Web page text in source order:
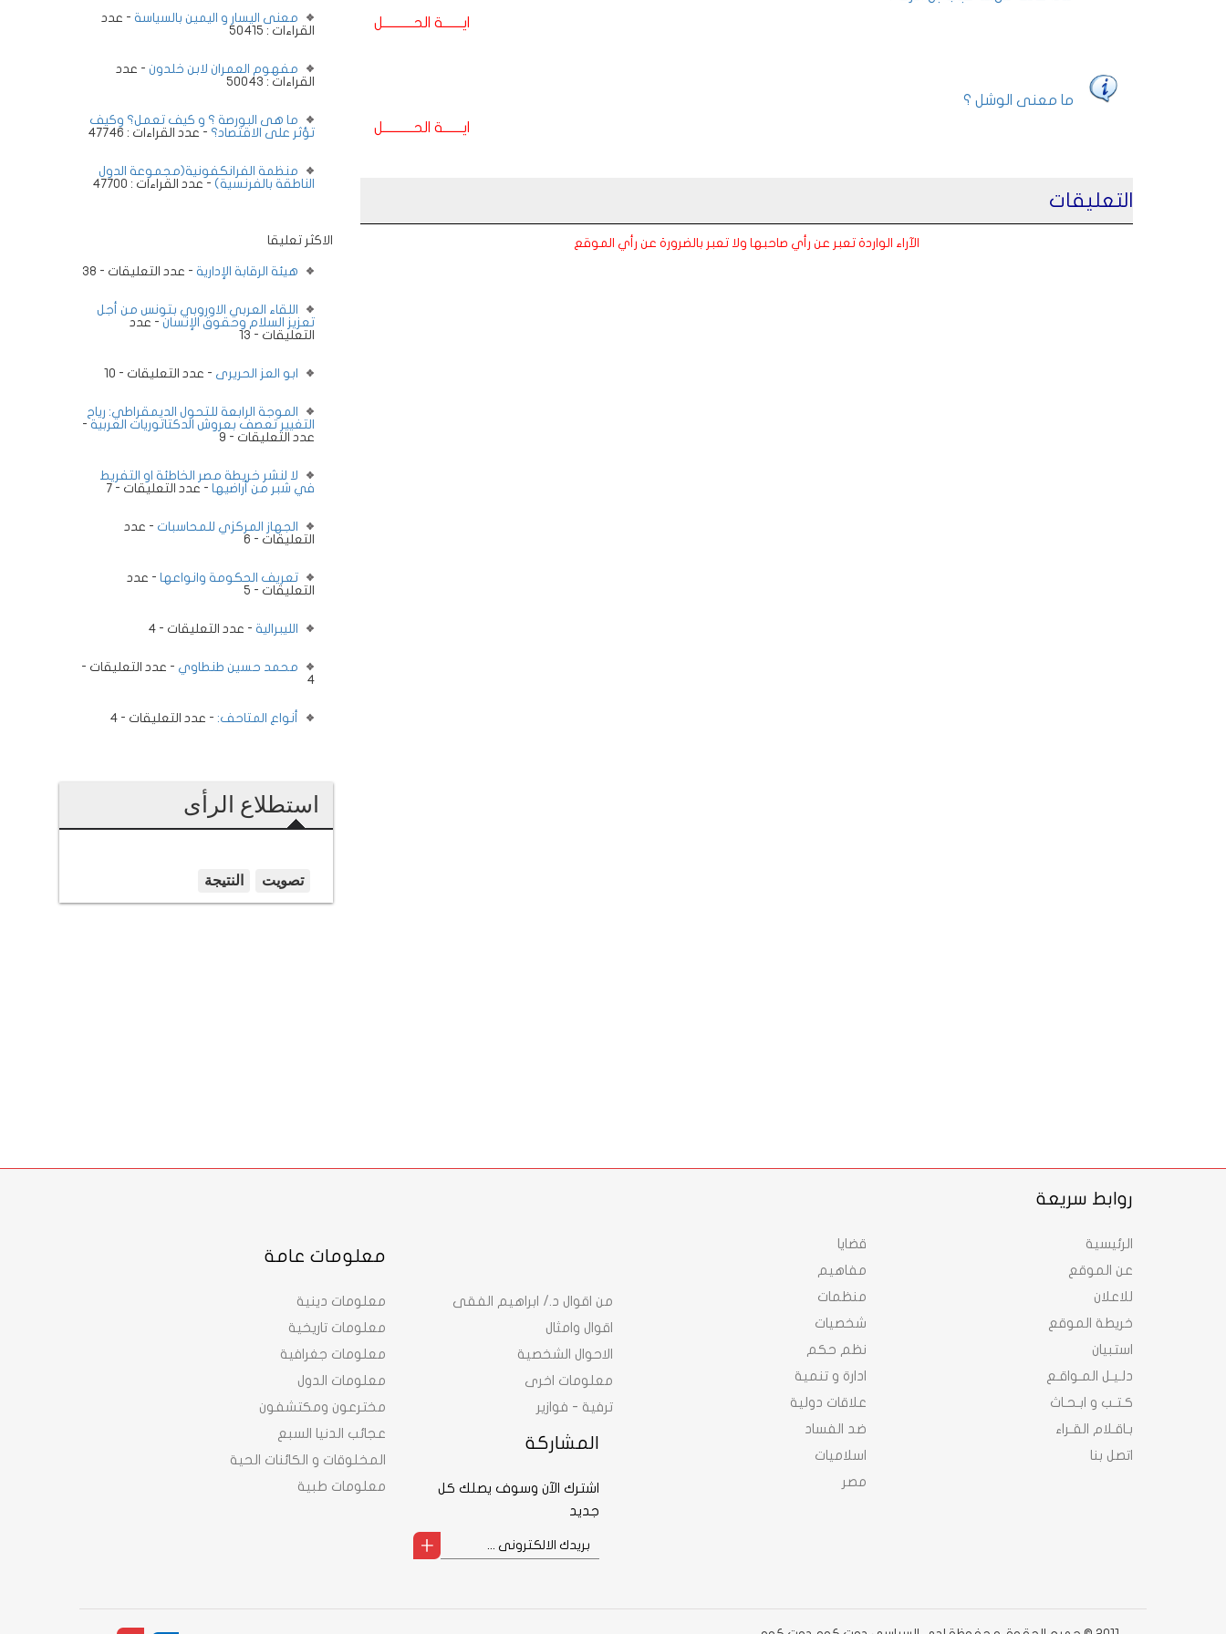
ايـــــــة الحـــــــــــل
ما معنى الوشل ؟
ايـــــــة الحـــــــــــل
التعليقات
الآراء الواردة تعبر عن رأي صاحبها ولا تعبر بالضرورة عن رأي الموقع
معنى اليسار و اليمين بالسياسة - عدد
القراءات : 50415
مفهوم العمران لابن خلدون - عدد
القراءات : 50043
ما هى البورصة ؟ و كيف تعمل؟ وكيف
تؤثر على الاقتصاد؟ - عدد القراءات : 47746
منظمة الفرانكفونية(مجموعة الدول
الناطقة بالفرنسية) - عدد القراءات : 47700
الاكثر تعليقا
هيئة الرقابة الإدارية - عدد التعليقات - 38
اللقاء العربي الاوروبي بتونس من أجل
تعزيز السلام وحقوق الإنسان - عدد
التعليقات - 13
ابو العز الحريرى - عدد التعليقات - 10
الموجة الرابعة للتحول الديمقراطي: رياح
التغيير تعصف بعروش الدكتاتوريات العربية -
عدد التعليقات - 9
لا لنشر خريطة مصر الخاطئة او التفريط
في شبر من أراضيها - عدد التعليقات - 7
الجهاز المركزي للمحاسبات - عدد
التعليقات - 6
تعريف الحكومة وانواعها - عدد
التعليقات - 5
الليبرالية - عدد التعليقات - 4
محمد حسين طنطاوي - عدد التعليقات -
4
أنواع المتاحف: - عدد التعليقات - 4
استطلاع الرأى
روابط سريعة
الرئيسية
عن الموقع
للاعلان
خريطة الموقع
استبيان
دلـيـل المـواقـع
كـتـب و ابـحـاث
بـاقـلام القـراء
اتصل بنا
قضايا
مفاهيم
منظمات
شخصيات
نظم حكم
ادارة و تنمية
علاقات دولية
ضد الفساد
اسلاميات
مصر
معلومات عامة
معلومات دينية
معلومات تاريخية
معلومات جغرافية
معلومات الدول
مخترعون ومكتشفون
عجائب الدنيا السبع
المخلوقات و الكائنات الحية
معلومات طبية
من اقوال د./ ابراهيم الفقى
اقوال وامثال
الاحوال الشخصية
معلومات اخرى
ترفية - فوازير
المشاركة
اشترك الآن وسوف يصلك كل
جديد